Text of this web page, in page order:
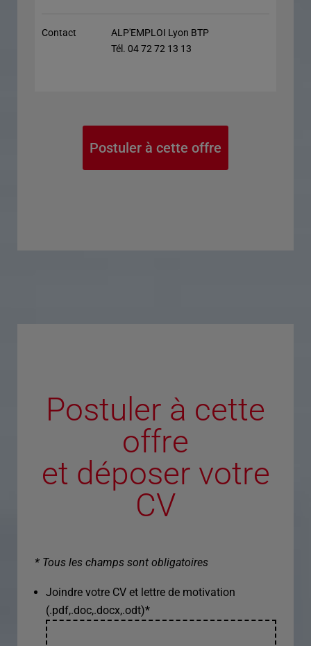
Contact
ALP'EMPLOI Lyon BTP
Tél. 04 72 72 13 13
Postuler à cette offre
Postuler à cette
offre
et déposer votre
CV
* Tous les champs sont obligatoires
Joindre votre CV et lettre de motivation
(.pdf,.doc,.docx,.odt)*